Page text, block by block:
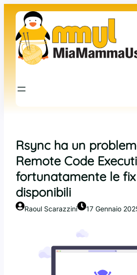
contenuto
Rsync ha un
Remote Code
fortunatamente le
disponibili
Raoul Scarazzini 17 Gennaio